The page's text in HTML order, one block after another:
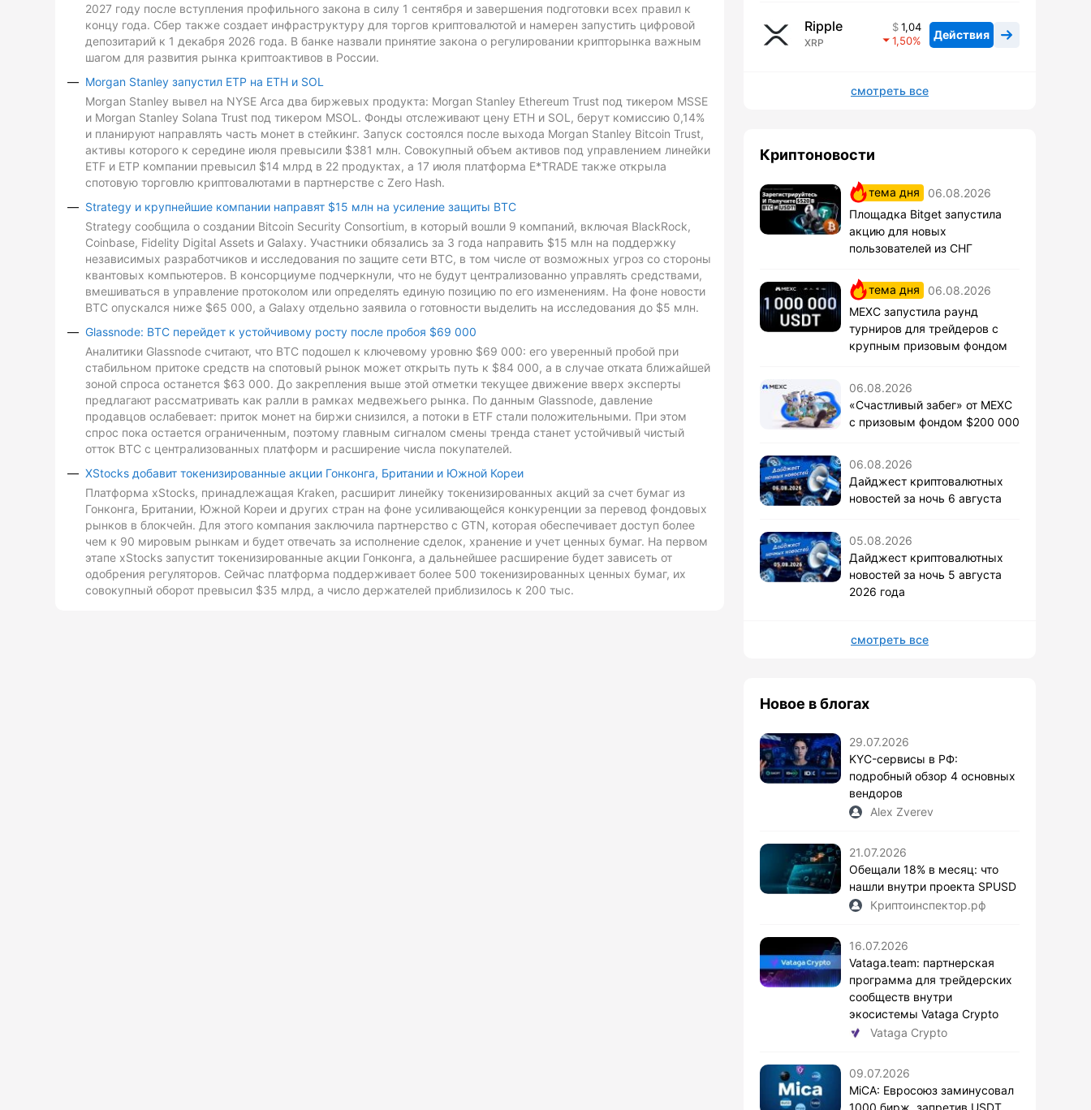
2027 году после вступления профильного закона в силу 1 сентября и завершения подготовки всех правил к
концу года. Сбер также создает инфраструктуру для торгов криптовалютой и намерен запустить цифровой
депозитарий к 1 декабря 2026 года. В банке назвали принятие закона о регулировании крипторынка важным
шагом для развития рынка криптоактивов в России.
Morgan Stanley запустил ETP на ETH и SOL
Morgan Stanley вывел на NYSE Arca два биржевых продукта: Morgan Stanley Ethereum Trust под тикером MSSE
и Morgan Stanley Solana Trust под тикером MSOL. Фонды отслеживают цену ETH и SOL, берут комиссию 0,14%
и планируют направлять часть монет в стейкинг. Запуск состоялся после выхода Morgan Stanley Bitcoin Trust,
активы которого к середине июля превысили $381 млн. Совокупный объем активов под управлением линейки
ETF и ETP компании превысил $14 млрд в 22 продуктах, а 17 июля платформа E*TRADE также открыла
спотовую торговлю криптовалютами в партнерстве с Zero Hash.
Strategy и крупнейшие компании направят $15 млн на усиление защиты BTC
Strategy сообщила о создании Bitcoin Security Consortium, в который вошли 9 компаний, включая BlackRock,
Coinbase, Fidelity Digital Assets и Galaxy. Участники обязались за 3 года направить $15 млн на поддержку
независимых разработчиков и исследования по защите сети BTC, в том числе от возможных угроз со стороны
квантовых компьютеров. В консорциуме подчеркнули, что не будут централизованно управлять средствами,
вмешиваться в управление протоколом или определять единую позицию по его изменениям. На фоне новости
BTC опускался ниже $65 000, а Galaxy отдельно заявила о готовности выделить на исследования до $5 млн.
Glassnode: BTC перейдет к устойчивому росту после пробоя $69 000
Аналитики Glassnode считают, что BTC подошел к ключевому уровню $69 000: его уверенный пробой при
стабильном притоке средств на спотовый рынок может открыть путь к $84 000, а в случае отката ближайшей
зоной спроса останется $63 000. До закрепления выше этой отметки текущее движение вверх эксперты
предлагают рассматривать как ралли в рамках медвежьего рынка. По данным Glassnode, давление
продавцов ослабевает: приток монет на биржи снизился, а потоки в ETF стали положительными. При этом
спрос пока остается ограниченным, поэтому главным сигналом смены тренда станет устойчивый чистый
отток BTC с централизованных платформ и расширение числа покупателей.
XStocks добавит токенизированные акции Гонконга, Британии и Южной Кореи
Платформа xStocks, принадлежащая Kraken, расширит линейку токенизированных акций за счет бумаг из
Гонконга, Британии, Южной Кореи и других стран на фоне усиливающейся конкуренции за перевод фондовых
рынков в блокчейн. Для этого компания заключила партнерство с GTN, которая обеспечивает доступ более
чем к 90 мировым рынкам и будет отвечать за исполнение сделок, хранение и учет ценных бумаг. На первом
этапе xStocks запустит токенизированные акции Гонконга, а дальнейшее расширение будет зависеть от
одобрения регуляторов. Сейчас платформа поддерживает более 500 токенизированных ценных бумаг, их
совокупный оборот превысил $35 млрд, а число держателей приблизилось к 200 тыс.
Ripple
XRP
1,04
1,50
Действия
смотреть все
Криптоновости
тема дня
06.08.2026
Площадка Bitget запустила
акцию для новых
пользователей из СНГ
тема дня
06.08.2026
MEXC запустила раунд
турниров для трейдеров с
крупным призовым фондом
06.08.2026
«Счастливый забег» от MEXC
с призовым фондом $200 000
06.08.2026
Дайджест криптовалютных
новостей за ночь 6 августа
05.08.2026
Дайджест криптовалютных
новостей за ночь 5 августа
2026 года
смотреть все
Новое в блогах
29.07.2026
KYC-сервисы в РФ:
подробный обзор 4 основных
вендоров
Alex Zverev
21.07.2026
Обещали 18% в месяц: что
нашли внутри проекта SPUSD
Криптоинспектор.рф
16.07.2026
Vataga.team: партнерская
программа для трейдерских
сообществ внутри
экосистемы Vataga Crypto
Vataga Crypto
09.07.2026
MiCA: Евросоюз заминусовал
1000 бирж, запретив USDT.